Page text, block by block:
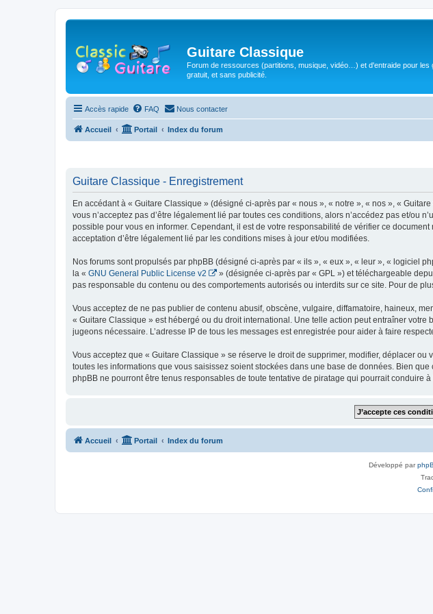
Guitare Classique
Forum de ressources (partitions, musique, vidéo…) et d'entraide pour les
gratuit, et sans publicité.
Accès rapide FAQ Nous contacter
Accueil Portail Index du forum
Guitare Classique - Enregistrement
En accédant à « Guitare Classique » (désigné ci-après par « nous », « notre », « nos », «
vous n’acceptez pas d’être légalement lié par toutes ces conditions, alors n’accédez pas et/ou
possible pour vous en informer. Cependant, il est de votre responsabilité de vérifier ce
acceptation d’être légalement lié par les conditions mises à jour et/ou modifiées.
Nos forums sont propulsés par phpBB (désigné ci-après par « ils », « eux », « leur », « logiciel
la « GNU General Public License v2 » (désignée ci-après par « GPL ») et téléchargeable
pas responsable du contenu ou des comportements autorisés ou interdits sur ce site. Pour de
Vous acceptez de ne pas publier de contenu abusif, obscène, vulgaire, diffamatoire, haineux,
« Guitare Classique » est hébergé ou du droit international. Une telle action peut entraîner
jugeons nécessaire. L’adresse IP de tous les messages est enregistrée pour aider à faire
Vous acceptez que « Guitare Classique » se réserve le droit de supprimer, modifier, déplacer
toutes les informations que vous saisissez soient stockées dans une base de données. Bien
phpBB ne pourront être tenus responsables de toute tentative de piratage qui pourrait conduire
Accueil Portail Index du forum
Développé par